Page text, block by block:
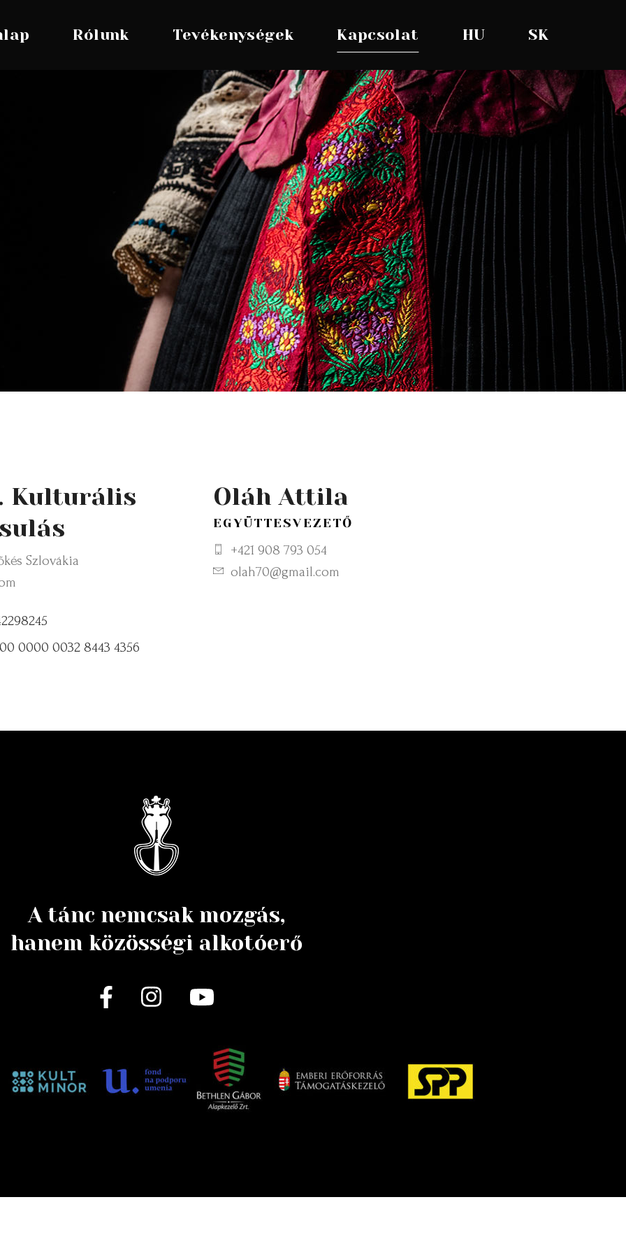
Rólunk Tevékenységek Kapcsolat HU SK
Kulturális
Szlovákia
0000 0032 8443 4356
Oláh Attila
EGYÜTTESVEZETŐ
+421 908 793 054
olah70@gmail.com
A tánc nemcsak mozgás,
hanem közösségi alkotóerő